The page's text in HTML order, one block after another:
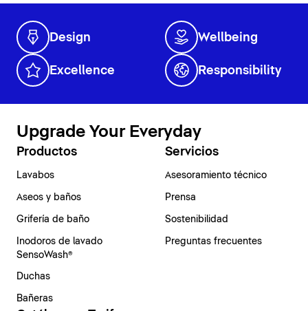
Design Wellbeing
Excellence Responsibility
Upgrade Your Everyday
Productos
Lavabos
Aseos y baños
Grifería de baño
Inodoros de lavado
SensoWash®
Duchas
Bañeras
Servicios
Asesoramiento técnico
Prensa
Sostenibilidad
Preguntas frecuentes